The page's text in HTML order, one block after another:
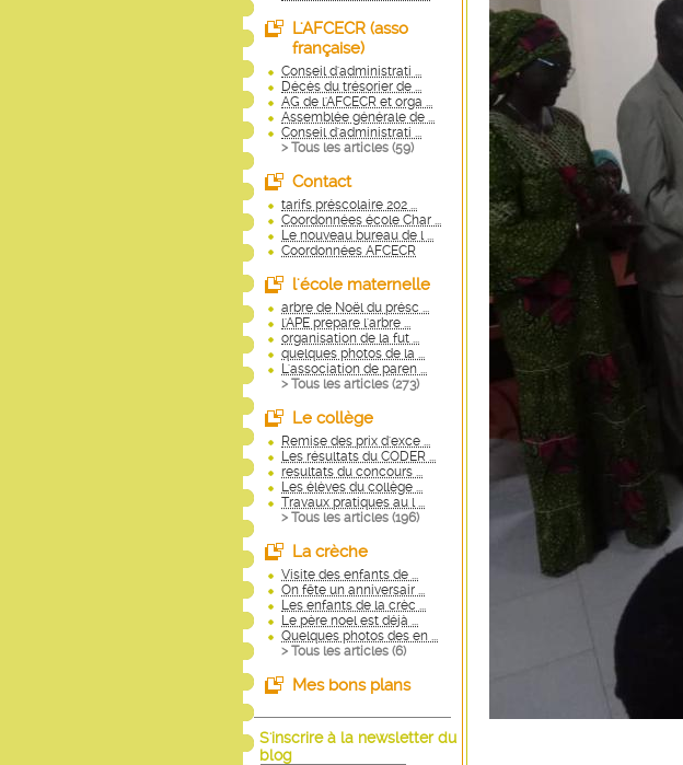
L'AFCECR (asso
française)
Conseil d'administrati ...
Décès du trésorier de ...
AG de l'AFCECR et orga ...
Assemblée générale de ...
Conseil d'administrati ...
> Tous les articles (59)
Contact
tarifs préscolaire 202 ...
Coordonnées école Char ...
Le nouveau bureau de l ...
Coordonnées AFCECR
l'école maternelle
arbre de Noël du présc ...
l'APE prepare l'arbre ...
organisation de la fut ...
quelques photos de la ...
L'association de paren ...
> Tous les articles (273)
Le collège
Remise des prix d'exce ...
Les résultats du CODER ...
resultats du concours ...
Les élèves du collège ...
Travaux pratiques au l ...
> Tous les articles (196)
La crèche
Visite des enfants de ...
On fête un anniversair ...
Les enfants de la crèc ...
Le père noel est déjà ...
Quelques photos des en ...
> Tous les articles (6)
Mes bons plans
S'inscrire à la newsletter du
blog